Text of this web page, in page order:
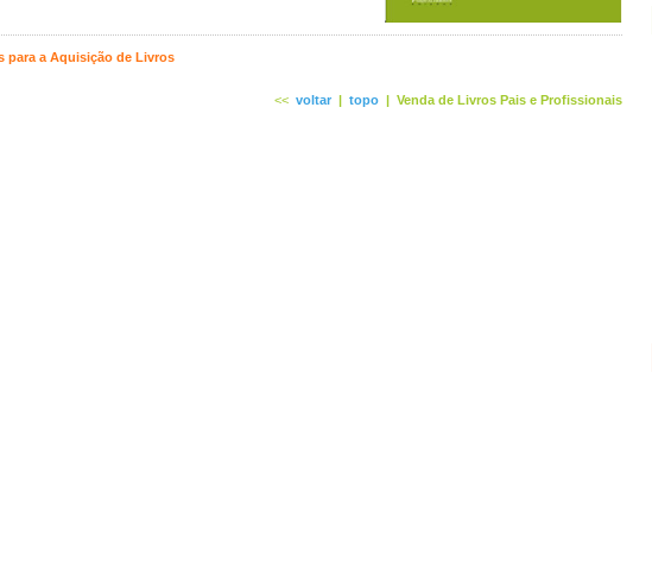
para a Aquisição de Livros
<< voltar | topo | Venda de Livros Pais e Profissionais